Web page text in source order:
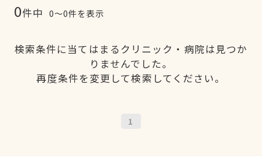
0件中 0〜0件を表示
検索条件に当てはまるクリニック・病院は見つか
りませんでした。
再度条件を変更して検索してください。
1